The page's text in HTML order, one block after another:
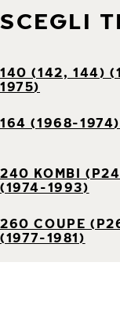
SCEGLI
140 (142, 144)
1975)
164 (1968-1974)
240 KOMBI
(1974-1993)
260 COUPE
(1977-1981)